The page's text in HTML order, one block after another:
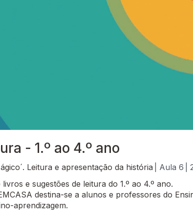
- 1.º ao 4.º ano
Leitura e apresentação da história | Aula 6
e sugestões de leitura do 1.º ao 4.º ano.
destina-se a alunos e professores do
aprendizagem.